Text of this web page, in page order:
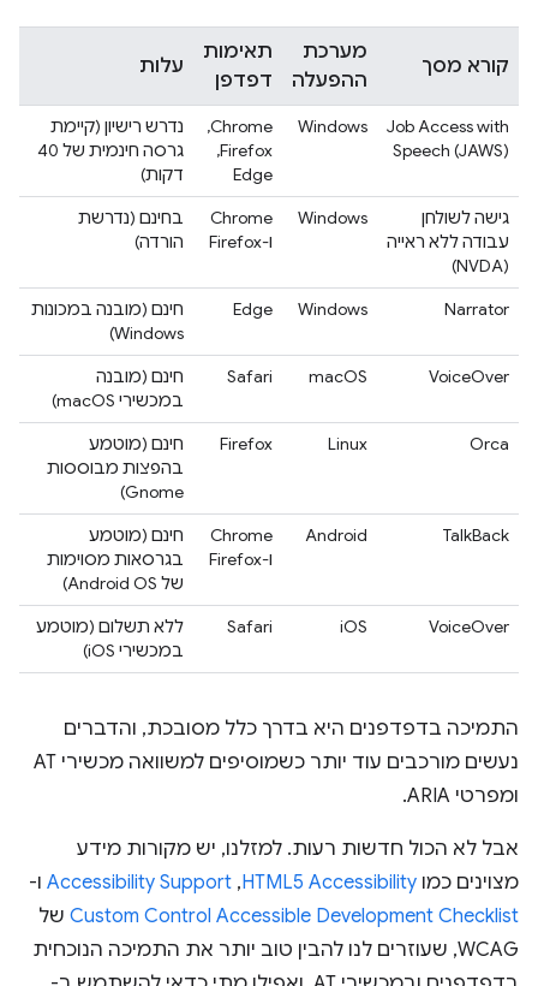
קורא מסך
מערכת
ההפעלה
תאימות
דפדפן
עלות
Job Access with
Speech (JAWS)
Windows
‫Chrome, ‏
Firefox, ‏
Edge
נדרש רישיון (קיימת
גרסה חינמית של 40
דקות)
גישה לשולחן
עבודה ללא ראייה
(NVDA)
Windows
‫Chrome
ו-Firefox
בחינם (נדרשת
הורדה)
Narrator
Windows
Edge
חינם (מובנה במכונות
Windows)
VoiceOver
macOS
Safari
חינם (מובנה
במכשירי macOS)
Orca
Linux
Firefox
חינם (מוטמע
בהפצות מבוססות
Gnome)
TalkBack
Android
‫Chrome
ו-Firefox
חינם (מוטמע
בגרסאות מסוימות
של Android OS)
VoiceOver
iOS
Safari
ללא תשלום (מוטמע
במכשירי iOS)
התמיכה בדפדפנים היא בדרך כלל מסובכת, והדברים
נעשים מורכבים עוד יותר כשמוסיפים למשוואה מכשירי AT
ומפרטי ARIA.
אבל לא הכול חדשות רעות. למזלנו, יש מקורות מידע
מצוינים כמו HTML5 Accessibility
,‏
Accessibility Support ו-
Custom Control Accessible Development Checklist של
WCAG, שעוזרים לנו להבין טוב יותר את התמיכה הנוכחית